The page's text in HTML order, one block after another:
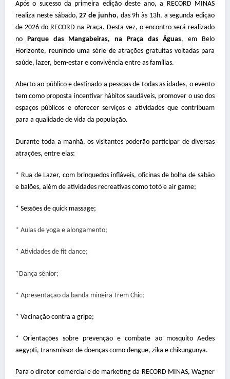
Após o sucesso da primeira edição deste ano, a RECORD MINAS
realiza neste sábado,27 de junho, das 9h às 13h, a segunda edição
de 2026 do RECORD na Praça. Desta vez, o encontro será realizado
no
Parque das Mangabeiras, na Praça das Águas, em Belo
Horizonte, reunindo uma série de atrações gratuitas voltadas para
saúde, lazer, bem-estar e convivência entre as famílias.
Aberto ao público e destinado a pessoas de todas as idades, o evento
tem como proposta incentivar hábitos saudáveis, promover o uso dos
espaços públicos e oferecer serviços e atividades que contribuam
para a qualidade de vida da população.
Durante toda a manhã, os visitantes poderão participar de diversas
atrações, entre elas:
* Rua de Lazer, com brinquedos infláveis, oficinas de bolha de sabão
e balões, além de atividades recreativas como totó e air game;
* Sessões de quick massage;
* Aulas de yoga e alongamento;
* Atividades de fit dance;
*Dança sênior;
* Apresentação da banda mineira Trem Chic;
* Vacinação contra a gripe;
* Orientações sobre prevenção e combate ao mosquito Aedes
aegypti, transmissor de doenças como dengue, zika e chikungunya.
Para o diretor comercial e de marketing da RECORD MINAS, Wagner